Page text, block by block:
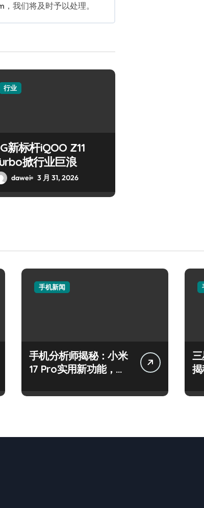
我们将及时予以处理。
行业
新标杆iQOO Z11
掀行业巨浪
dawei 3 月 31, 2026
手机新闻
手机分析师揭秘：小米
17 Pro实用新功能，抢